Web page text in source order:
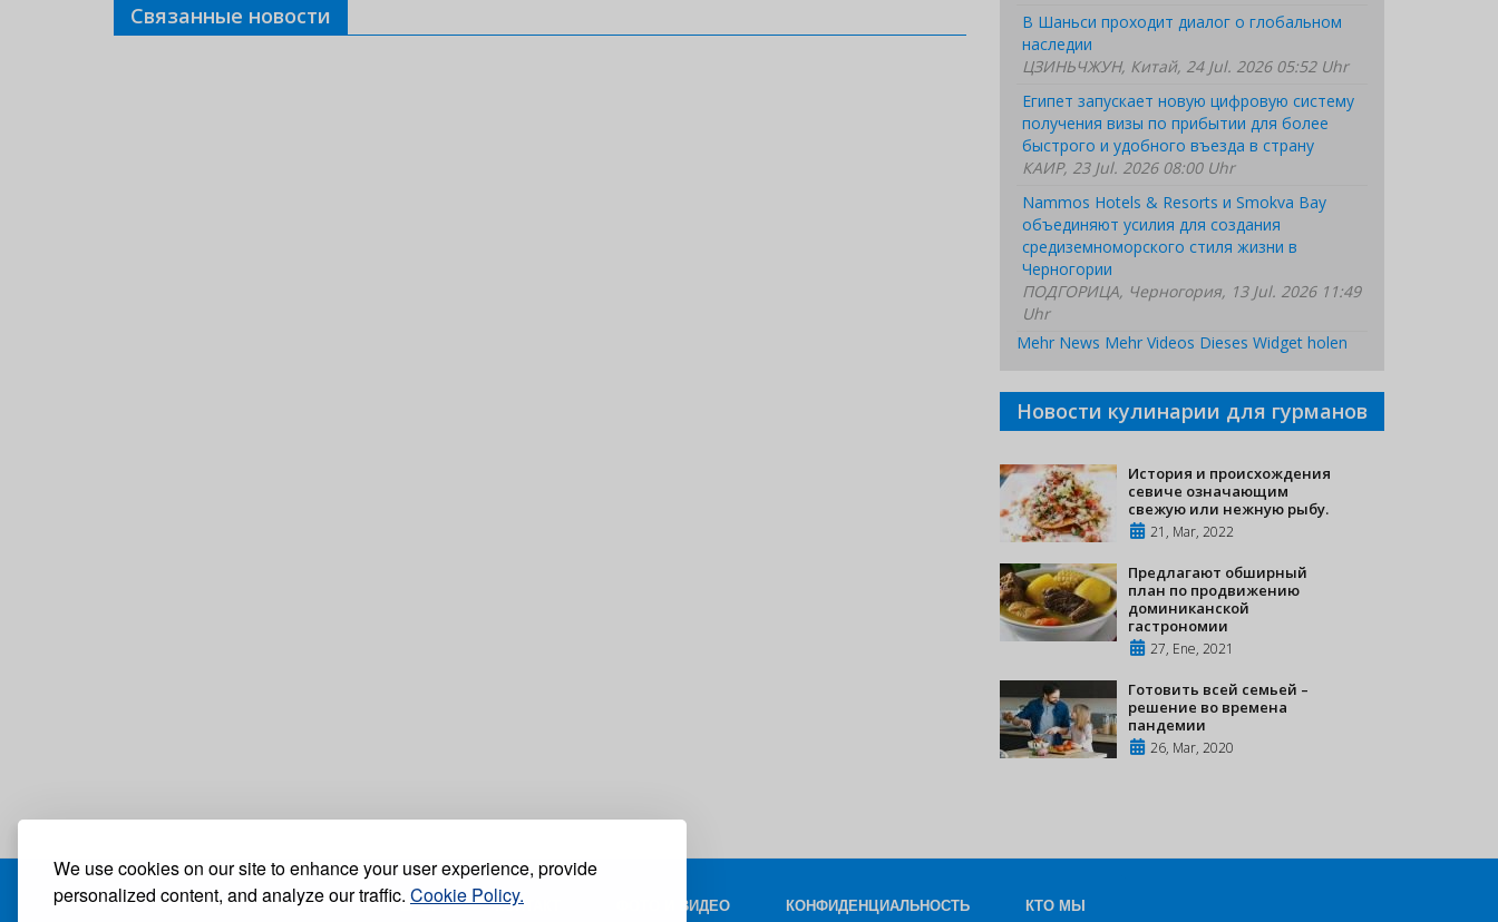
We use cookies on our site to enhance your user experience, provide
personalized content, and analyze our traffic. Cookie Policy.
Связанные новости
В Шаньси проходит диалог о глобальном
наследии
ЦЗИНЬЧЖУН, Китай, 24 Jul. 2026 05:52 Uhr
Египет запускает новую цифровую систему
получения визы по прибытии для более
быстрого и удобного въезда в страну
КАИР, 23 Jul. 2026 08:00 Uhr
Nammos Hotels & Resorts и Smokva Bay
объединяют усилия для создания
средиземноморского стиля жизни в
Черногории
ПОДГОРИЦА, Черногория, 13 Jul. 2026 11:49
Uhr
Mehr News Mehr Videos Dieses Widget holen
Новости кулинарии для гурманов
История и происхождения
севиче означающим
свежую или нежную рыбу.
21, Mar, 2022
Предлагают обширный
план по продвижению
доминиканской
гастрономии
27, Ene, 2021
Готовить всей семьей –
решение во времена
пандемии
26, Mar, 2020
БЛОГ КОНТАКТ ФОТО И ВИДЕО КОНФИДЕНЦИАЛЬНОСТЬ КТО МЫ